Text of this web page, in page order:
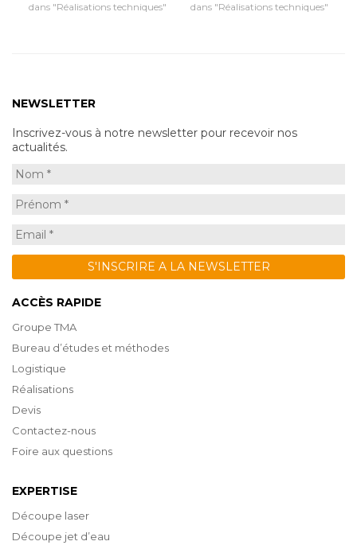
dans "Réalisations techniques"
dans "Réalisations techniques"
NEWSLETTER
Inscrivez-vous à notre newsletter pour recevoir nos
actualités.
ACCÈS RAPIDE
Groupe TMA
Bureau d’études et méthodes
Logistique
Réalisations
Devis
Contactez-nous
Foire aux questions
EXPERTISE
Découpe laser
Découpe jet d’eau